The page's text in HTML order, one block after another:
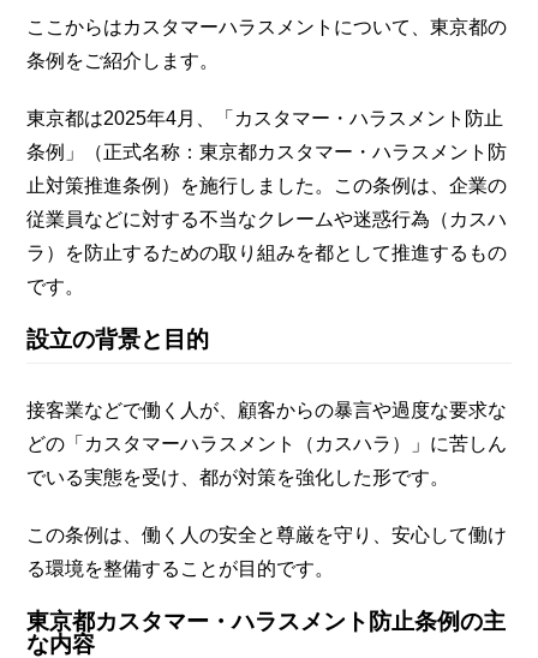
ここからはカスタマーハラスメントについて、東京都の
条例をご紹介します。
東京都は2025年4月、「カスタマー・ハラスメント防止
条例」（正式名称：東京都カスタマー・ハラスメント防
止対策推進条例）を施行しました。この条例は、企業の
従業員などに対する不当なクレームや迷惑行為（カスハ
ラ）を防止するための取り組みを都として推進するもの
です。
設立の背景と目的
接客業などで働く人が、顧客からの暴言や過度な要求な
どの「カスタマーハラスメント（カスハラ）」に苦しん
でいる実態を受け、都が対策を強化した形です。
この条例は、働く人の安全と尊厳を守り、安心して働け
る環境を整備することが目的です。
東京都カスタマー・ハラスメント防止条例の主
な内容